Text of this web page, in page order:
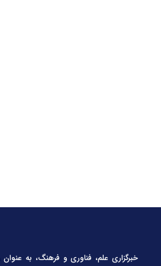
خبرگزاری علم، فناوری و فرهنگ، به